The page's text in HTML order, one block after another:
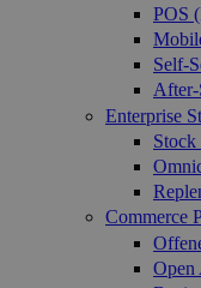
POS
Self-
After-
Enterprise
Stock
Commerce
Open